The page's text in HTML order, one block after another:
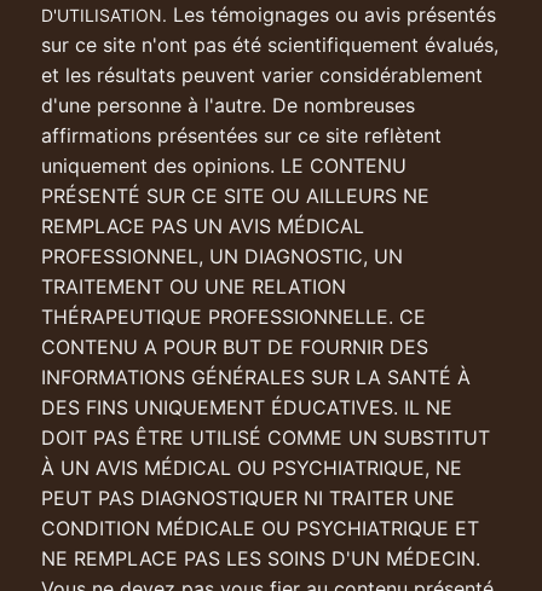
D'UTILISATION. Les témoignages ou avis présentés
sur ce site n'ont pas été scientifiquement évalués,
et les résultats peuvent varier considérablement
d'une personne à l'autre. De nombreuses
affirmations présentées sur ce site reflètent
uniquement des opinions. LE CONTENU
PRÉSENTÉ SUR CE SITE OU AILLEURS NE
REMPLACE PAS UN AVIS MÉDICAL
PROFESSIONNEL, UN DIAGNOSTIC, UN
TRAITEMENT OU UNE RELATION
THÉRAPEUTIQUE PROFESSIONNELLE. CE
CONTENU A POUR BUT DE FOURNIR DES
INFORMATIONS GÉNÉRALES SUR LA SANTÉ À
DES FINS UNIQUEMENT ÉDUCATIVES. IL NE
DOIT PAS ÊTRE UTILISÉ COMME UN SUBSTITUT
À UN AVIS MÉDICAL OU PSYCHIATRIQUE, NE
PEUT PAS DIAGNOSTIQUER NI TRAITER UNE
CONDITION MÉDICALE OU PSYCHIATRIQUE ET
NE REMPLACE PAS LES SOINS D'UN MÉDECIN.